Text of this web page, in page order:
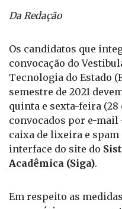
Os candidatos que
convocação do
Tecnologia do Estado
semestre de 2021
quinta e sexta-feira (28
convocados por e-mail
caixa de lixeira e spam
interface do site do